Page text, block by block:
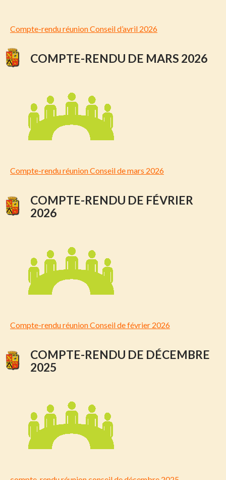
Compte-rendu réunion Conseil d’avril 2026
COMPTE-RENDU DE MARS 2026
Compte-rendu réunion Conseil de mars 2026
COMPTE-RENDU DE FÉVRIER
2026
Compte-rendu réunion Conseil de février 2026
COMPTE-RENDU DE DÉCEMBRE
2025